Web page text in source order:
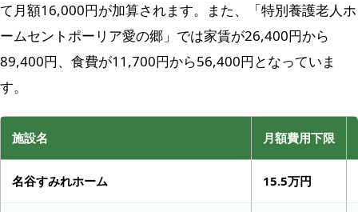
て月額16,000円が加算されます。また、「特別養護老人ホ
ームセントポーリア愛の郷」では家賃が26,400円から
89,400円、食費が11,700円から56,400円となっていま
す。
施設名 月額費用下限
名谷すみれホーム 15.5万円